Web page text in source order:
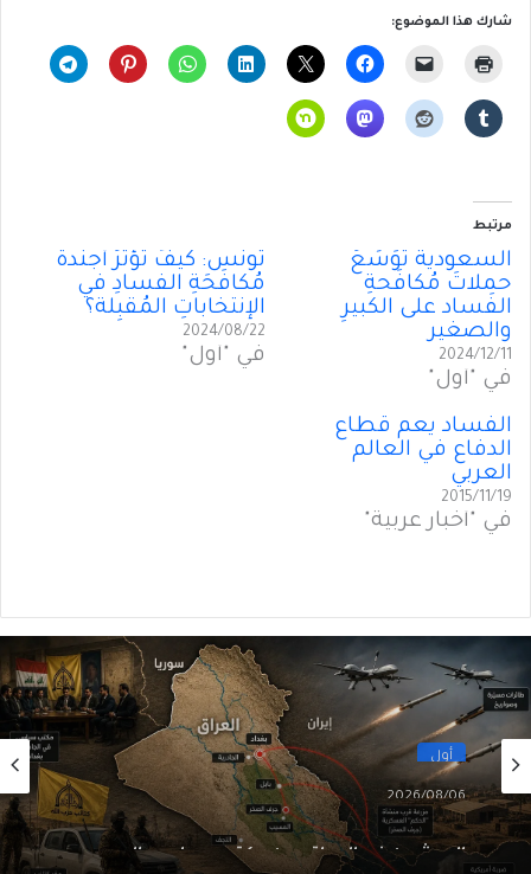
شارك هذا الموضوع:
مرتبط
السعودية تُوَسِّعُ
حملاتَ مُكافَحةِ
الفَساد على الكبيرِ
والصغير
2024/12/11
في "أول"
تونس: كَيفَ تُؤثِّرُ أجندة
مُكافَحَةِ الفسادِ في
الإنتخاباتِ المُقبِلة؟
2024/08/22
في "أول"
الفساد يعم قطاع
الدفاع في العالم
العربي
2015/11/19
في "أخبار عربية"
أول
2026/08/06
الحوثيون في العراق: من مكتبٍ سياسي إلى
شبكةِ عمليّات